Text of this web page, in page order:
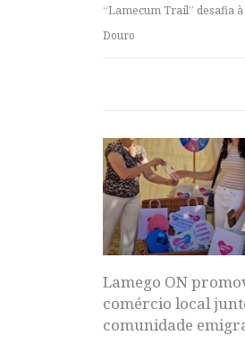
“Lamecum Trail” desafia
Douro
Lamego ON
comércio local
comunidade